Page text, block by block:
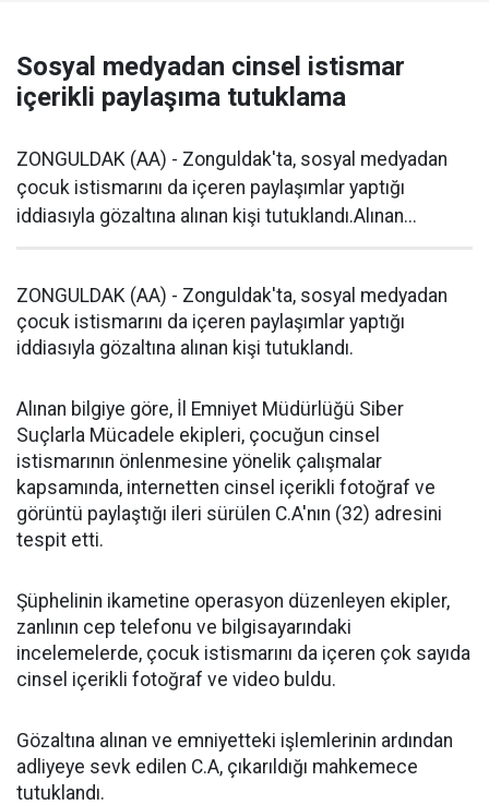
Sosyal medyadan cinsel istismar
içerikli paylaşıma tutuklama
ZONGULDAK (AA) - Zonguldak'ta, sosyal medyadan
çocuk istismarını da içeren paylaşımlar yaptığı
iddiasıyla gözaltına alınan kişi tutuklandı.Alınan...
ZONGULDAK (AA) - Zonguldak'ta, sosyal medyadan
çocuk istismarını da içeren paylaşımlar yaptığı
iddiasıyla gözaltına alınan kişi tutuklandı.
Alınan bilgiye göre, İl Emniyet Müdürlüğü Siber
Suçlarla Mücadele ekipleri, çocuğun cinsel
istismarının önlenmesine yönelik çalışmalar
kapsamında, internetten cinsel içerikli fotoğraf ve
görüntü paylaştığı ileri sürülen C.A'nın (32) adresini
tespit etti.
Şüphelinin ikametine operasyon düzenleyen ekipler,
zanlının cep telefonu ve bilgisayarındaki
incelemelerde, çocuk istismarını da içeren çok sayıda
cinsel içerikli fotoğraf ve video buldu.
Gözaltına alınan ve emniyetteki işlemlerinin ardından
adliyeye sevk edilen C.A, çıkarıldığı mahkemece
tutuklandı.